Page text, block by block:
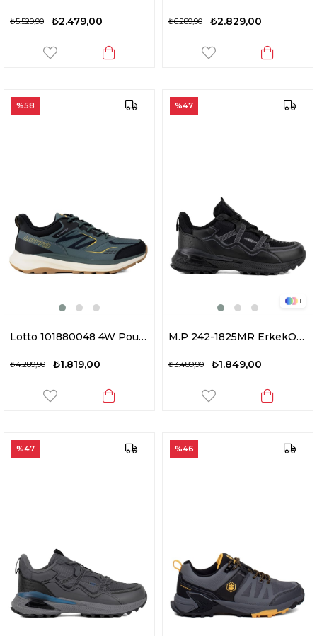
₺2.479,00
₺5.529,90 ₺2.829,00
₺6.289,90
Lotto 101880048 4W Poulo WP 4PR Erkek Outdoor Ayakkabı Petrol
₺1.819,00
₺4.289,90
%58
1
M.P 242-1825MR ErkekOutdoor Ayakkabı Siyah
₺1.849,00
₺3.489,90
%47
%47 %46